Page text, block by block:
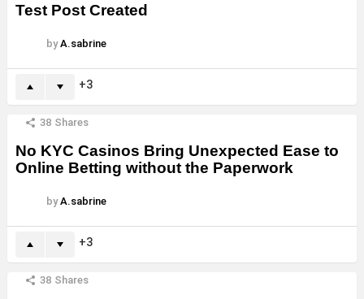
Test Post Created
by A.sabrine
3
38 Shares
No KYC Casinos Bring Unexpected Ease to
Online Betting without the Paperwork
by A.sabrine
3
38 Shares